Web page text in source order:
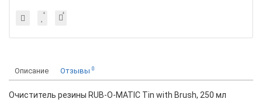
Описание Отзывы 0
Очиститель резины RUB-O-MATIC Tin with Brush, 250 мл